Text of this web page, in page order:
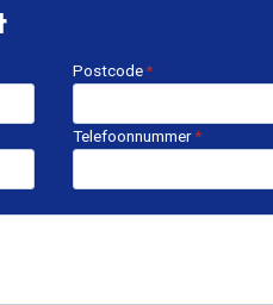
Postcode*
Telefoonnummer*